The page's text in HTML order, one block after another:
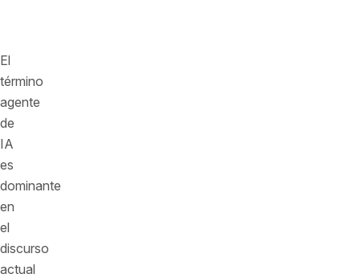
El
término
agente
de
IA
es
dominante
en
el
discurso
actual